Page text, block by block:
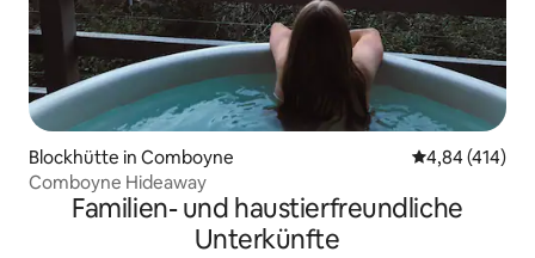
Blockhütte in Comboyne
4,84 (414)
Comboyne Hideaway
Familien- und haustierfreundliche
Unterkünfte